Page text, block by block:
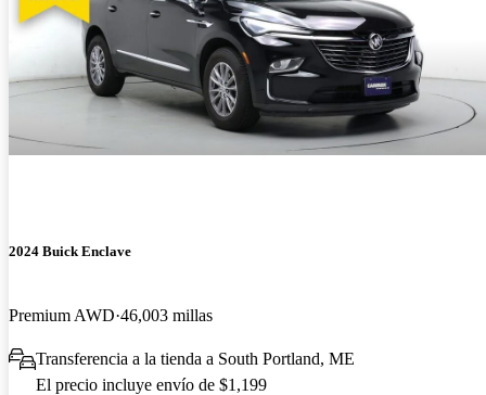
2024 Buick Enclave
Premium AWD 46,003 millas
Transferencia a la tienda a South Portland, ME
El precio incluye envío de $1,199